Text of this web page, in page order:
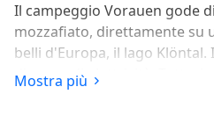
Il campeggio Vorauen gode
mozzafiato, direttamente su
belli d'Europa, il lago Klöntal.
dispone di elettricità.
piazzole con allacciamento
Mostra più